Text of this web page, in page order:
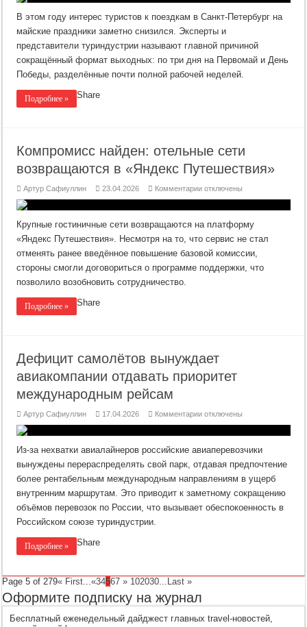
каникулы
и
цены:
почему
Петербург
теряет
на
майские
праздники
В этом году интерес туристов к поездкам в Санкт-Петербург на
майские праздники заметно снизился. Эксперты и
представители туриндустрии называют главной причиной
сокращённый формат выходных: по три дня на Первомай и День
Победы, разделённые почти полной рабочей неделей.
Подробнее » Share
Компромисс найден: отельные сети
возвращаются в «Яндекс Путешествия»
Артур Сафиуллин 23.04.2026 Комментариик
найден:
отельные
сети
возвращаются
«Яндекс
отключены
Крупные гостиничные сети возвращаются на платформу
«Яндекс Путешествия». Несмотря на то, что сервис не стал
отменять ранее введённое повышение базовой комиссии,
стороны смогли договориться о программе поддержки, что
позволило возобновить сотрудничество.
Подробнее » Share
Дефицит самолётов вынуждает
авиакомпании отдавать приоритет
международным рейсам
Артур Сафиуллин 17.04.2026 Комментариик
самолётов
авиакомпании
отдавать
приоритет
международным
отключены
Из-за нехватки авиалайнеров российские авиаперевозчики
вынуждены перераспределять свой парк, отдавая предпочтение
более рентабельным международным направлениям в ущерб
внутренним маршрутам. Это приводит к заметному сокращению
объёмов перевозок по России, что вызывает обеспокоенность в
Российском союзе туриндустрии.
Подробнее » Share
Page 5 of 279« First...«34567 » 102030... Last »
Оформите подписку на журнал
Бесплатный еженедельный дайджест главных travel-новостей,